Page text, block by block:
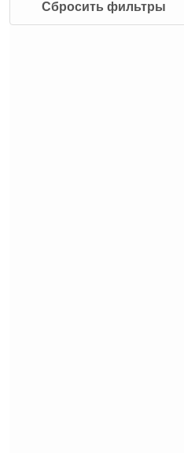
Сбросить фильтры